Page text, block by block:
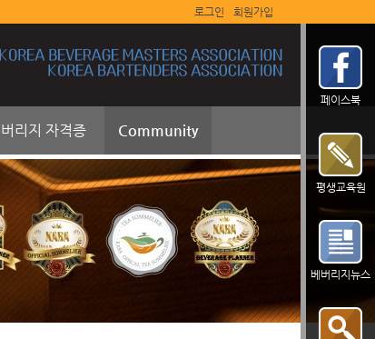
로그인 회원가입
리지 자격증 Community
페이스북
평생교육원
베버리지뉴스